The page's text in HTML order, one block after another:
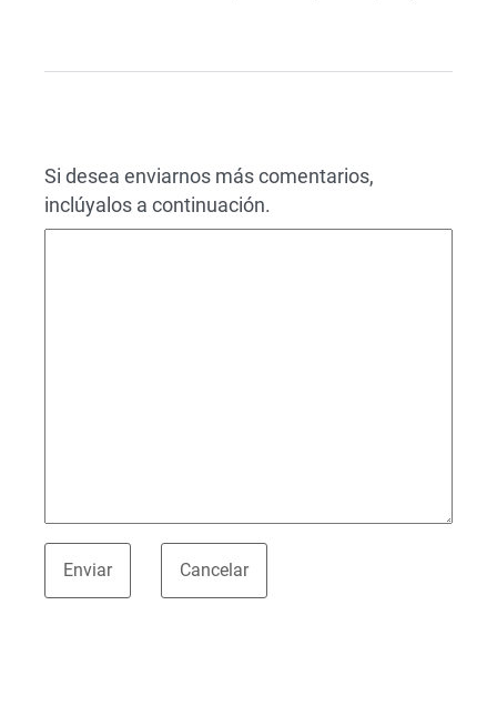
Si desea enviarnos más comentarios,
inclúyalos a continuación.